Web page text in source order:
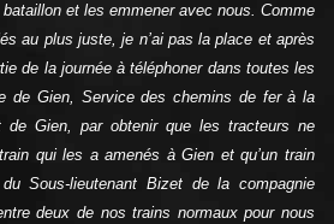
et les emmener avec nous. Comme
au plus juste, je n’ai pas la place et après
de la journée à téléphoner dans toutes les
de Gien, Service des chemins de fer à la
de Gien, par obtenir que les tracteurs ne
qui les a amenés à Gien et qu’un train
Sous-lieutenant Bizet de la compagnie
deux de nos trains normaux pour nous